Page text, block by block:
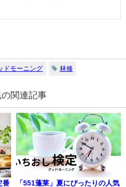
ドモーニング 林修
の関連記事
番
「551蓬莱」夏にぴったりの人気